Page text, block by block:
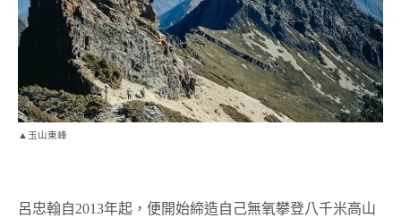
▲玉山東峰
呂忠翰自2013年起，便開始締造自己無氧攀登八千米高山